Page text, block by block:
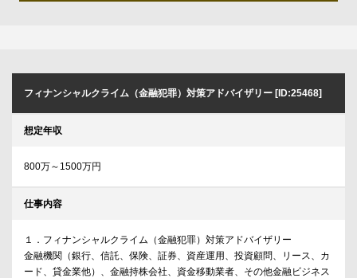
フィナンシャルクライム（金融犯罪）対策アドバイザリー [ID:25468]
想定年収
800万～1500万円
仕事内容
１．フィナンシャルクライム（金融犯罪）対策アドバイザリー
金融機関（銀行、信託、保険、証券、資産運用、投資顧問、リース、カ
ード、貸金業他）、金融持株会社、資金移動業者、その他金融ビジネス